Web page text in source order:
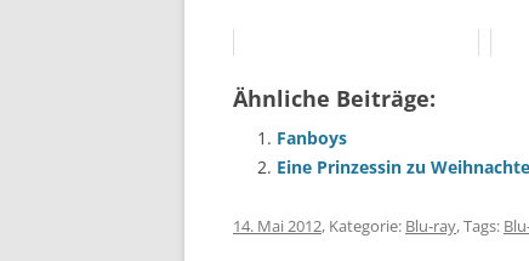
Ähnliche Beiträge:
Fanboys
Eine Prinzessin zu
14. Mai 2012, Kategorie: Blu-ray, Tags: